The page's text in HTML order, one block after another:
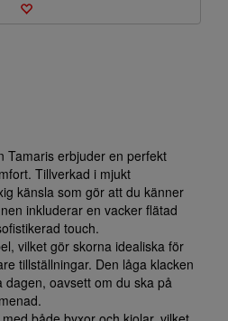
Tamaris erbjuder en perfekt
Tillverkad i mjukt
känsla som gör att du känner
inkluderar en vacker flätad
touch.
vilket gör skorna idealiska för
tillställningar. Den låga klacken
oavsett om du ska på